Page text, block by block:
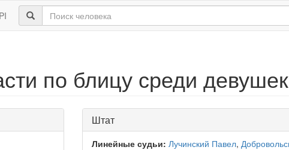
по блицу среди
Штат
Линейные судьи: Лучинский Павел,